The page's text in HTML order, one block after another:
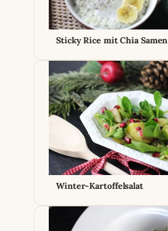
Sticky Rice mit Chia Samen
Winter-Kartoffelsalat